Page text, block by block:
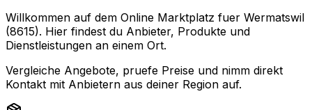
Willkommen auf dem Online Marktplatz fuer Wermatswil
(8615). Hier findest du Anbieter, Produkte und
Dienstleistungen an einem Ort.
Vergleiche Angebote, pruefe Preise und nimm direkt
Kontakt mit Anbietern aus deiner Region auf.